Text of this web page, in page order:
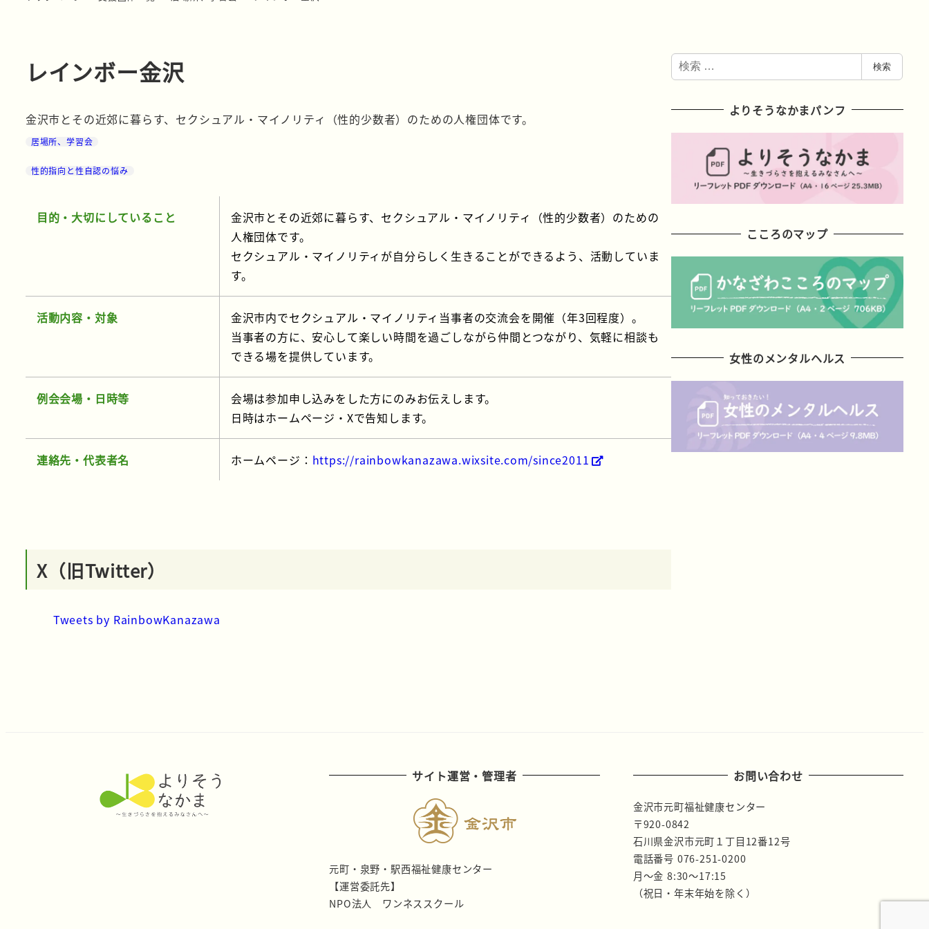
レインボー金沢
金沢市とその近郊に暮らす、セクシュアル・マイノリティ（性的少数者）のための人権団体です。
居場所、学習会
性的指向と性自認の悩み
目的・大切にしていること
金沢市とその近郊に暮らす、セクシュアル・マイノリティ（性的少数者）のための
人権団体です。
セクシュアル・マイノリティが自分らしく生きることができるよう、活動していま
す。
活動内容・対象
金沢市内でセクシュアル・マイノリティ当事者の交流会を開催（年3回程度）。
当事者の方に、安心して楽しい時間を過ごしながら仲間とつながり、気軽に相談も
できる場を提供しています。
例会会場・日時等
会場は参加申し込みをした方にのみお伝えします。
日時はホームページ・Xで告知します。
連絡先・代表者名 ホームページ： https://rainbowkanazawa.wixsite.com/since2011
X（旧Twitter）
Tweets by RainbowKanazawa
検
索
検索
よりそうなかまパンフ
こころのマップ
女性のメンタルヘルス
サイト運営・管理者
元町・泉野・駅西福祉健康センター
【運営委託先】
NPO法人 ワンネススクール
お問い合わせ
金沢市元町福祉健康センター
〒920-0842
石川県金沢市元町１丁目12番12号
電話番号 076-251-0200
月～金 8:30～17:15
（祝日・年末年始を除く）